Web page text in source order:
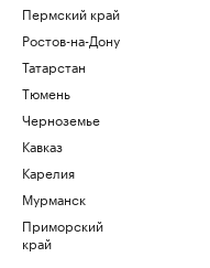
Пермский край
Ростов-на-Дону
Татарстан
Тюмень
Черноземье
Кавказ
Карелия
Мурманск
Приморский
край